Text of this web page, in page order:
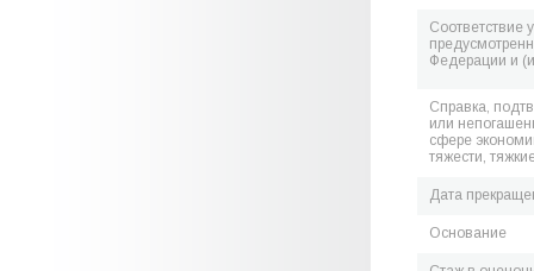
Соответствие
Федерации и
Справка,
или
сфере
тяжести,
Дата
Основание